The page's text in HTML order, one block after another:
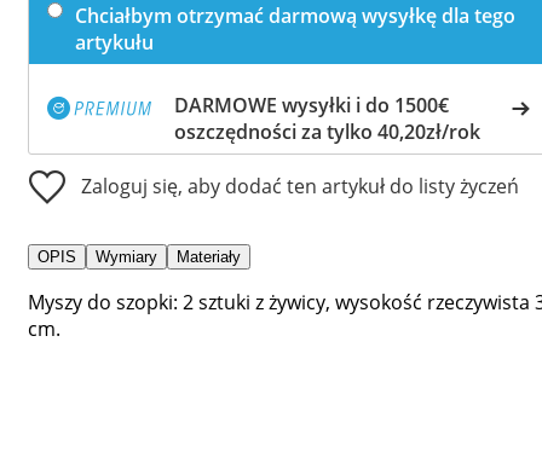
Chciałbym otrzymać darmową wysyłkę dla tego
artykułu
DARMOWE wysyłki i do 1500€
oszczędności za tylko 40,20zł/rok
Zaloguj się, aby dodać ten artykuł do listy życzeń
OPIS Wymiary Materiały
Myszy do szopki: 2 sztuki z żywicy, wysokość rzeczywista
cm.